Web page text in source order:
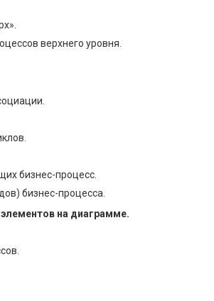
верхнего уровня.
бизнес-процесс.
бизнес-процесса.
на диаграмме.